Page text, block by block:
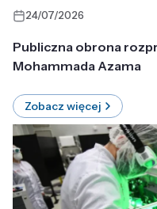
24/07/2026
Publiczna obrona
Mohammada Azama
Zobacz więcej